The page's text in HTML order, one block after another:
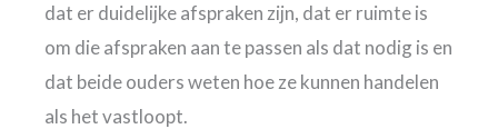
dat er duidelijke afspraken zijn, dat er ruimte is
om die afspraken aan te passen als dat nodig is en
dat beide ouders weten hoe ze kunnen handelen
als het vastloopt.